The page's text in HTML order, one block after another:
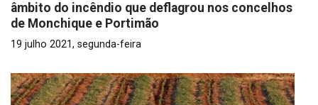
âmbito do incêndio que deflagrou nos concelhos
de Monchique e Portimão
19 julho 2021, segunda-feira